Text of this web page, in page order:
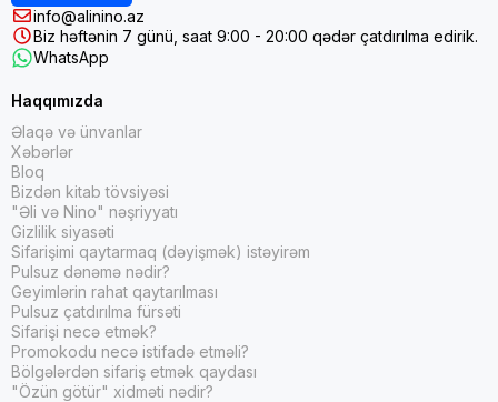
info@alinino.az
Biz həftənin 7 günü, saat 9:00 - 20:00 qədər çatdırılma edirik.
WhatsApp
Haqqımızda
Əlaqə və ünvanlar
Xəbərlər
Bloq
Bizdən kitab tövsiyəsi
"Əli və Nino" nəşriyyatı
Gizlilik siyasəti
Sifarişimi qaytarmaq (dəyişmək) istəyirəm
Pulsuz dənəmə nədir?
Geyimlərin rahat qaytarılması
Pulsuz çatdırılma fürsəti
Sifarişi necə etmək?
Promokodu necə istifadə etməli?
Bölgələrdən sifariş etmək qaydası
"Özün götür" xidməti nədir?